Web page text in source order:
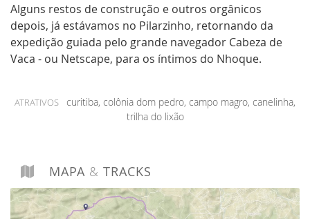
Alguns restos de construção e outros orgânicos
depois, já estávamos no Pilarzinho, retornando da
expedição guiada pelo grande navegador Cabeza de
Vaca - ou Netscape, para os íntimos do Nhoque.
ATRATIVOS
curitiba, colônia dom pedro, campo magro, canelinha,
trilha do lixão
MAPA & TRACKS